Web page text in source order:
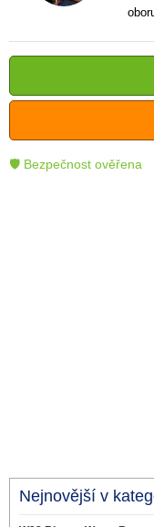
🛡 Bezpečnost ověřena
Nejnovější v